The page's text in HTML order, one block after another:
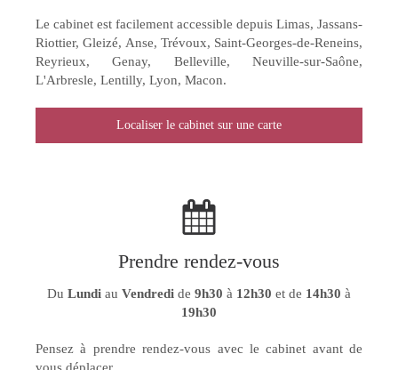
Le cabinet est facilement accessible depuis Limas, Jassans-
Riottier, Gleizé, Anse, Trévoux, Saint-Georges-de-Reneins,
Reyrieux, Genay, Belleville, Neuville-sur-Saône,
L'Arbresle, Lentilly, Lyon, Macon.
Localiser le cabinet sur une carte
Prendre rendez-vous
Du Lundi au Vendredi de 9h30 à 12h30 et de 14h30 à
19h30
Pensez à prendre rendez-vous avec le cabinet avant de